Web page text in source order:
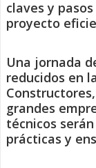
claves y
proyecto
Una jornada
reducidos en
grandes
técnicos
prácticas y